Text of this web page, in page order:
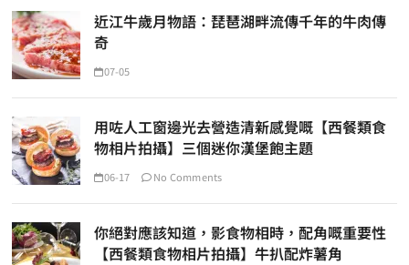
近江牛歲月物語：琵琶湖畔流傳千年的牛肉傳
奇
07-05
用咗人工窗邊光去營造清新感覺嘅【西餐類食
物相片拍攝】三個迷你漢堡飽主題
06-17 No Comments
你絕對應該知道，影食物相時，配角嘅重要性
【西餐類食物相片拍攝】牛扒配炸薯角